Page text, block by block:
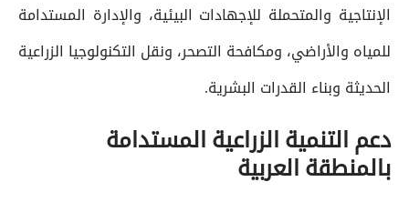
الإنتاجية والمتحملة للإجهادات البيئية، والإدارة المستدامة
للمياه والأراضي، ومكافحة التصحر، ونقل التكنولوجيا الزراعية
الحديثة وبناء القدرات البشرية.
دعم التنمية الزراعية المستدامة
بالمنطقة العربية